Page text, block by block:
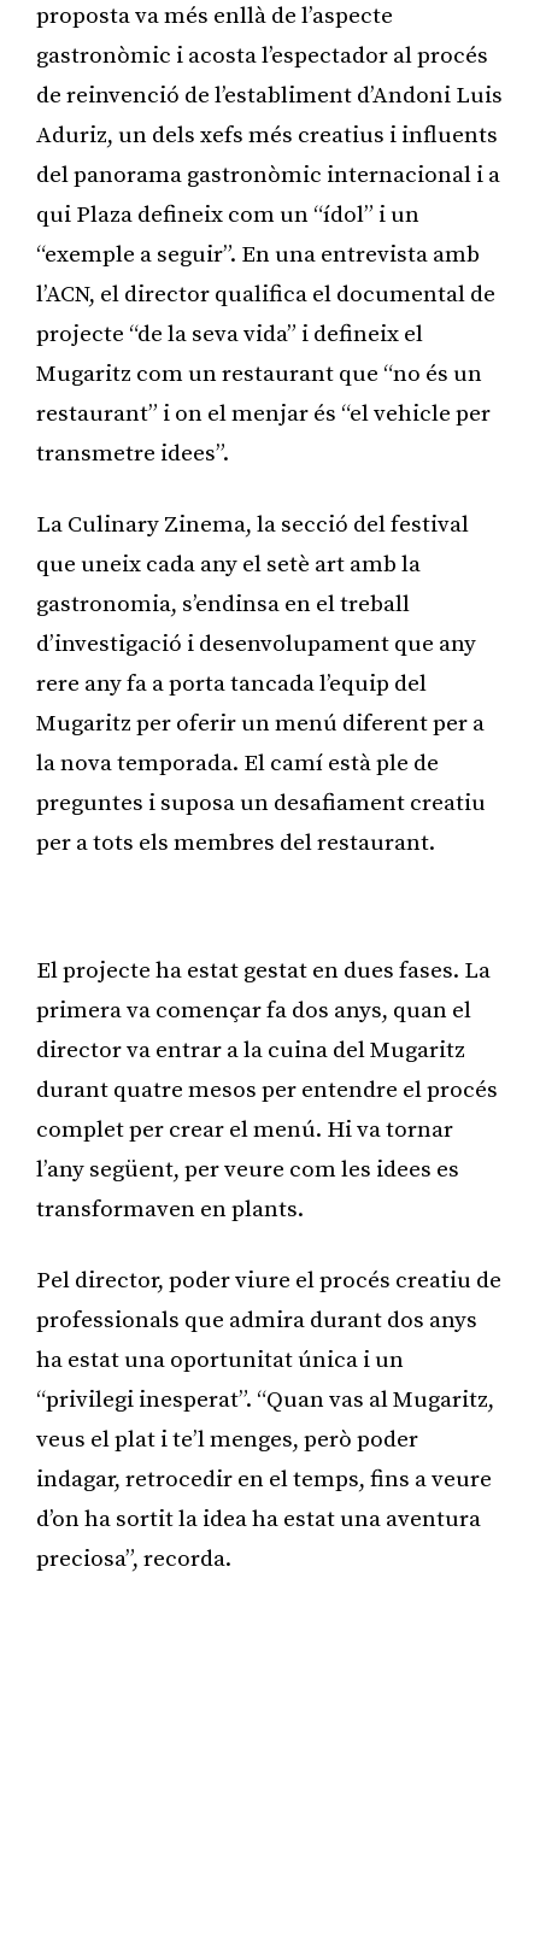
proposta va més enllà de l’aspecte
gastronòmic i acosta l’espectador al procés
de reinvenció de l’establiment d’Andoni Luis
Aduriz, un dels xefs més creatius i influents
del panorama gastronòmic internacional i a
qui Plaza defineix com un “ídol” i un
“exemple a seguir”. En una entrevista amb
l’ACN, el director qualifica el documental de
projecte “de la seva vida” i defineix el
Mugaritz com un restaurant que “no és un
restaurant” i on el menjar és “el vehicle per
transmetre idees”.
La Culinary Zinema, la secció del festival
que uneix cada any el setè art amb la
gastronomia, s’endinsa en el treball
d’investigació i desenvolupament que any
rere any fa a porta tancada l’equip del
Mugaritz per oferir un menú diferent per a
la nova temporada. El camí està ple de
preguntes i suposa un desafiament creatiu
per a tots els membres del restaurant.
El projecte ha estat gestat en dues fases. La
primera va començar fa dos anys, quan el
director va entrar a la cuina del Mugaritz
durant quatre mesos per entendre el procés
complet per crear el menú. Hi va tornar
l’any següent, per veure com les idees es
transformaven en plants.
Pel director, poder viure el procés creatiu de
professionals que admira durant dos anys
ha estat una oportunitat única i un
“privilegi inesperat”. “Quan vas al Mugaritz,
veus el plat i te’l menges, però poder
indagar, retrocedir en el temps, fins a veure
d’on ha sortit la idea ha estat una aventura
preciosa”, recorda.